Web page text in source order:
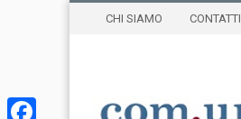
CHI SIAMO CONTATTI